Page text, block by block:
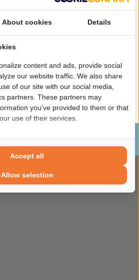
About cookies Details
content and ads, provide social
our website traffic. We also share
of our site with our social media,
partners. These partners may
you've provided to them or that
use of their services.
Allow selection
Accept all